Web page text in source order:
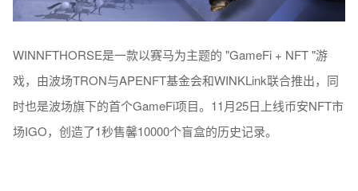
WINNFTHORSE是一款以赛马为主题的 "GameFi + NFT "游
戏，由波场TRON与APENFT基金会和WINKLink联合推出，同
时也是波场旗下的首个GameFi项目。11月25日上线币安NFT市
场IGO，创造了1秒售馨10000个盲盒的历史记录。